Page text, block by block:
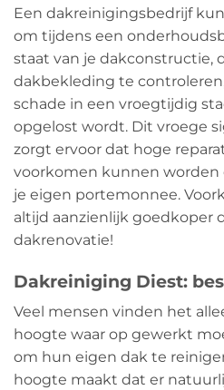
Een dakreinigingsbedrijf
om tijdens een
staat van je dakconstructie,
dakbekleding te
schade in een vroegtijdig
opgelost wordt. Dit vroege
zorgt ervoor dat hoge
voorkomen kunnen worden
je eigen portemonnee.
altijd aanzienlijk goedkoper
dakrenovatie!
Dakreiniging Diest:
Veel mensen vinden het
hoogte waar op gewerkt
om hun eigen dak te
hoogte maakt dat er